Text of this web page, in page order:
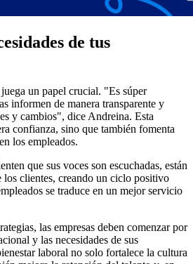
de tus
un papel crucial. "Es súper
informen de manera transparente y
y cambios", dice Andreina. Esta
confianza, sino que también fomenta
los empleados.
que sus voces son escuchadas, están
los clientes, creando un ciclo positivo
se traduce en un mejor servicio
las empresas deben comenzar por
y las necesidades de sus
laboral no solo fortalece la cultura